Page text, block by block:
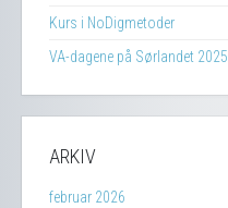
Kurs i NoDigmetoder
VA-dagene på Sørlandet 2025
ARKIV
februar 2026